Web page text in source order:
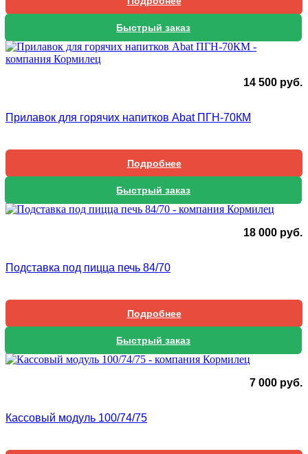
Быстрый заказ
14 500 руб.
Прилавок для горячих напитков Abat ПГН-70КМ
Подробнее
Быстрый заказ
18 000 руб.
Подставка под пицца печь 84/70
Подробнее
Быстрый заказ
7 000 руб.
Кассовый модуль 100/74/75